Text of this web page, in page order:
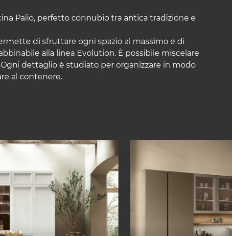
Palio, perfetto connubio tra antica tradizione e
di sfruttare ogni spazio al massimo e di
alla linea Evolution. È possibile miscelare
dettaglio è studiato per organizzare in modo
al contenere.